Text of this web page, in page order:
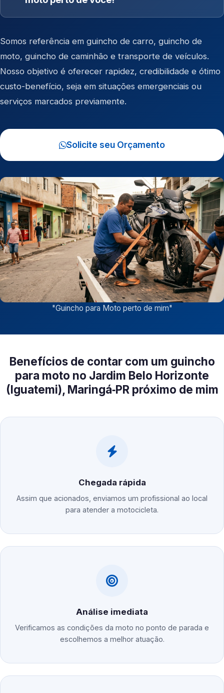
Somos referência em guincho de carro, guincho de
moto, guincho de caminhão e transporte de veículos.
Nosso objetivo é oferecer rapidez, credibilidade e ótimo
custo-benefício, seja em situações emergenciais ou
serviços marcados previamente.
Solicite seu Orçamento
"Guincho para Moto perto de mim"
Benefícios de contar com um guincho
para moto no Jardim Belo Horizonte
(Iguatemi), Maringá‑PR próximo de mim
Chegada rápida
Assim que acionados, enviamos um profissional ao local
para atender a motocicleta.
Análise imediata
Verificamos as condições da moto no ponto de parada e
escolhemos a melhor atuação.